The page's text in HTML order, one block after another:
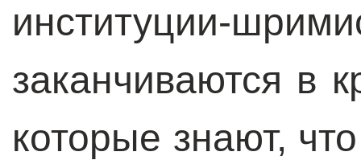
институции-
заканчиваются в
которые знают,